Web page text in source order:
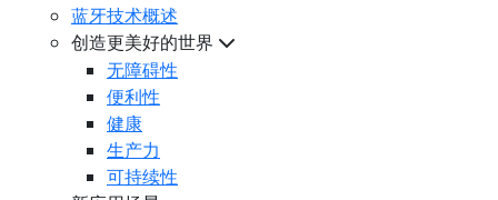
蓝牙技术概述
创造更美好的世界
无障碍性
便利性
健康
生产力
可持续性